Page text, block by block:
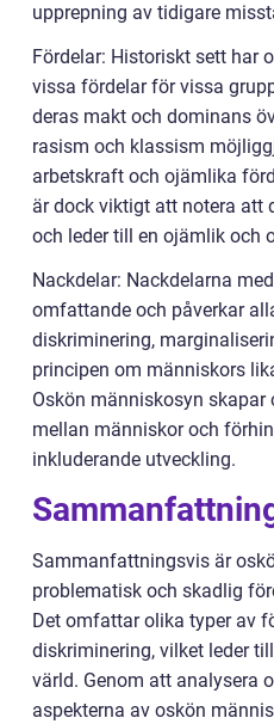
upprepning av tidigare
Fördelar: Historiskt sett har
vissa fördelar för vissa
deras makt och dominans
rasism och klassism
arbetskraft och ojämlika
är dock viktigt att notera att
och leder till en ojämlik och
Nackdelar: Nackdelarna
omfattande och påverkar
diskriminering,
principen om människors
Oskön människosyn
mellan människor och
inkluderande utveckling.
Sammanfattningsvis är
problematisk och skadlig
Det omfattar olika typer av
diskriminering, vilket leder
värld. Genom att analysera
aspekterna av oskön